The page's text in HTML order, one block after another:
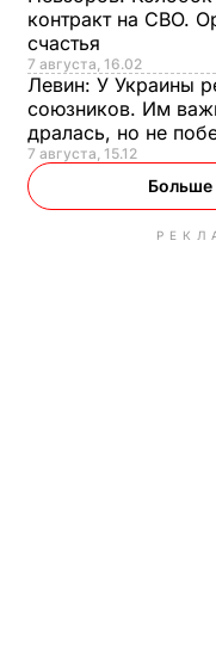
контракт на СВО.
счастья
7 августа, 16.02
Левин: У Украины
союзников. Им
дралась, но не
7 августа, 15.12
Больше